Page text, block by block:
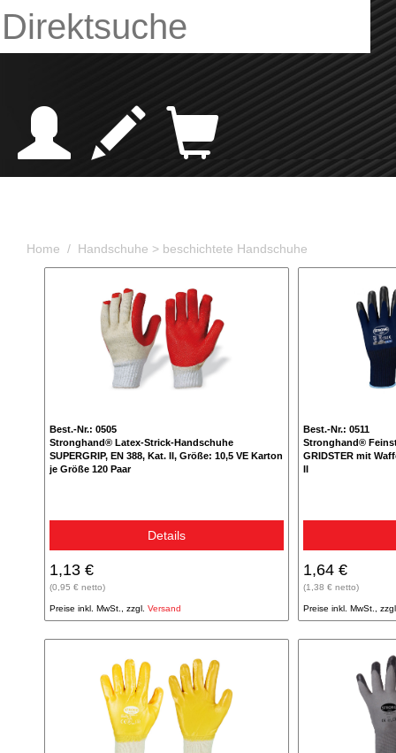
Home / Handschuhe > beschichtete Handschuhe
Best.-Nr.: 0505
Stronghand® Latex-Strick-Handschuhe
SUPERGRIP, EN 388, Kat. II, Größe: 10,5 VE Karton
je Größe 120 Paar
Details
1,13 €
(0,95 € netto)
Preise inkl. MwSt., zzgl. Versand
Best.-Nr.: 0511
Stronghand®
GRIDSTER mit
II
1,64 €
(1,38 € netto)
Preise inkl. MwSt.,